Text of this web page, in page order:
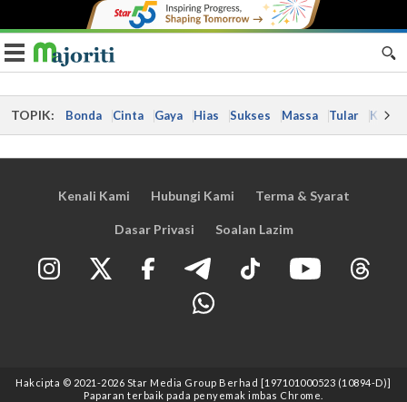
Toggle navigation
TOPIK: Bonda Cinta Gaya Hias Sukses Massa Tular Kes
Kenali Kami Hubungi Kami Terma & Syarat
Dasar Privasi Soalan Lazim
Hakcipta © 2021 -2026 Star Media Group Berhad [197101000523 (10894-D)]
Paparan terbaik pada penyemak imbas Chrome.